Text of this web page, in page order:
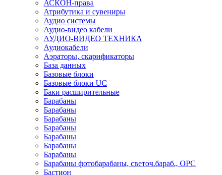
АСКОН-права
Атрибутика и сувениры
Аудио системы
Аудио-видео кабели
АУДИО-ВИДЕО ТЕХНИКА
Аудиокабели
Аэраторы, скарификаторы
База данных
Базовые блоки
Базовые блоки UC
Баки расширительные
Барабаны
Барабаны
Барабаны
Барабаны
Барабаны
Барабаны
Барабаны
Барабаны фотобарабаны, светоч.бараб., OPC
Бастион